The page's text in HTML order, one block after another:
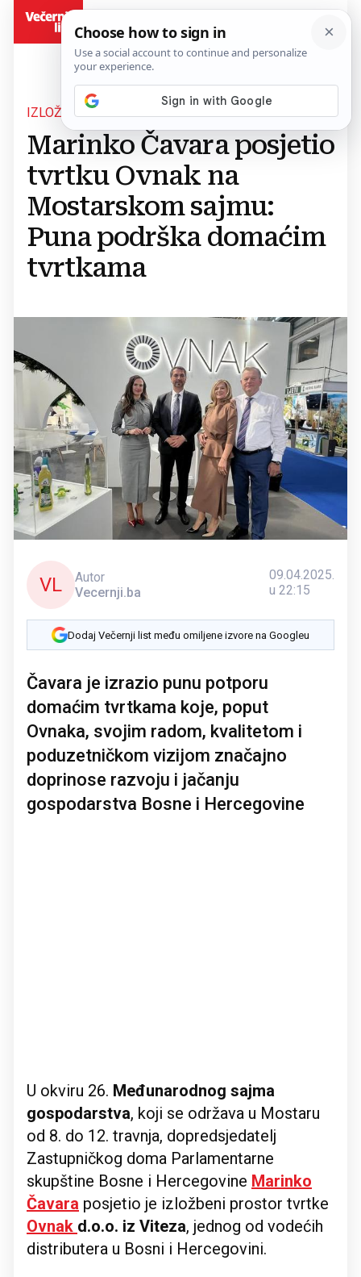
IZLOŽBENI PROSTOR TVRTKE IZ VITEZA
Marinko Čavara posjetio
tvrtku Ovnak na
Mostarskom sajmu:
Puna podrška domaćim
tvrtkama
VL
Autor
Vecernji.ba
09.04.2025.
u 22:15
Dodaj Večernji list među omiljene izvore na Googleu
Čavara je izrazio punu potporu
domaćim tvrtkama koje, poput
Ovnaka, svojim radom, kvalitetom i
poduzetničkom vizijom značajno
doprinose razvoju i jačanju
gospodarstva Bosne i Hercegovine
U okviru 26. Međunarodnog sajma
gospodarstva, koji se održava u Mostaru
od 8. do 12. travnja, dopredsjedatelj
Zastupničkog doma Parlamentarne
skupštine Bosne i Hercegovine Marinko
Čavara posjetio je izložbeni prostor tvrtke
Ovnak d.o.o. iz Viteza, jednog od vodećih
distributera u Bosni i Hercegovini.